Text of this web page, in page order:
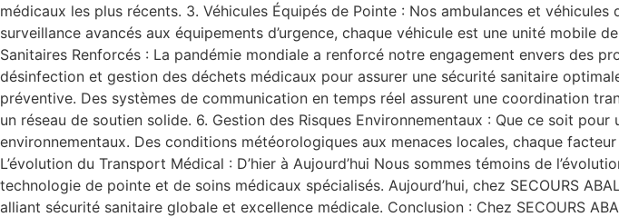
médicaux les plus récents. 3. Véhicules Équipés de Pointe : Nos ambulances et
surveillance avancés aux équipements d’urgence, chaque véhicule est une unité
Sanitaires Renforcés : La pandémie mondiale a renforcé notre engagement envers des
désinfection et gestion des déchets médicaux pour assurer une sécurité sanitaire
préventive. Des systèmes de communication en temps réel assurent une coordination
un réseau de soutien solide. 6. Gestion des Risques Environnementaux : Que ce soit
environnementaux. Des conditions météorologiques aux menaces locales, chaque
L’évolution du Transport Médical : D’hier à Aujourd’hui Nous sommes témoins de
technologie de pointe et de soins médicaux spécialisés. Aujourd’hui, chez SECOURS
alliant sécurité sanitaire globale et excellence médicale. Conclusion : Chez SECOURS